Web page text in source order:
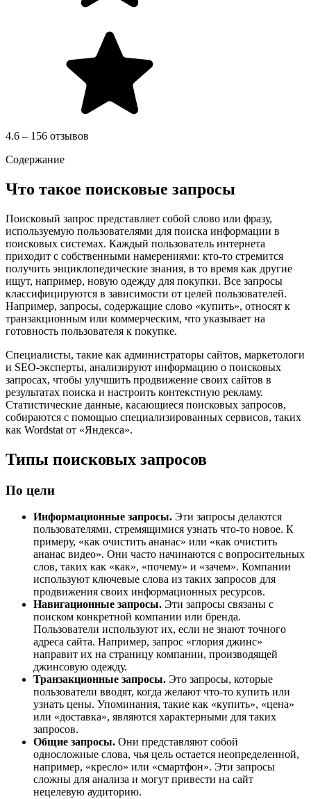
4.6 – 156 отзывов
Содержание
Что такое поисковые запросы
Поисковый запрос представляет собой слово или фразу,
используемую пользователями для поиска информации в
поисковых системах. Каждый пользователь интернета
приходит с собственными намерениями: кто-то стремится
получить энциклопедические знания, в то время как другие
ищут, например, новую одежду для покупки. Все запросы
классифицируются в зависимости от целей пользователей.
Например, запросы, содержащие слово «купить», относят к
транзакционным или коммерческим, что указывает на
готовность пользователя к покупке.
Специалисты, такие как администраторы сайтов, маркетологи
и SEO-эксперты, анализируют информацию о поисковых
запросах, чтобы улучшить продвижение своих сайтов в
результатах поиска и настроить контекстную рекламу.
Статистические данные, касающиеся поисковых запросов,
собираются с помощью специализированных сервисов, таких
как Wordstat от «Яндекса».
Типы поисковых запросов
По цели
Информационные запросы. Эти запросы делаются
пользователями, стремящимися узнать что-то новое. К
примеру, «как очистить ананас» или «как очистить
ананас видео». Они часто начинаются с вопросительных
слов, таких как «как», «почему» и «зачем». Компании
используют ключевые слова из таких запросов для
продвижения своих информационных ресурсов.
Навигационные запросы. Эти запросы связаны с
поиском конкретной компании или бренда.
Пользователи используют их, если не знают точного
адреса сайта. Например, запрос «глория джинс»
направит их на страницу компании, производящей
джинсовую одежду.
Транзакционные запросы. Это запросы, которые
пользователи вводят, когда желают что-то купить или
узнать цены. Упоминания, такие как «купить», «цена»
или «доставка», являются характерными для таких
запросов.
Общие запросы. Они представляют собой
односложные слова, чья цель остается неопределенной,
например, «кресло» или «смартфон». Эти запросы
сложны для анализа и могут привести на сайт
нецелевую аудиторию.